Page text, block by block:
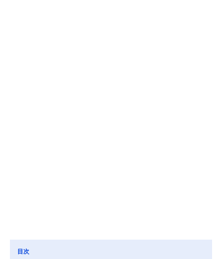
目次